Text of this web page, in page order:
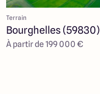
Terrain
Bourghelles (59830)
À partir de 199 000 €